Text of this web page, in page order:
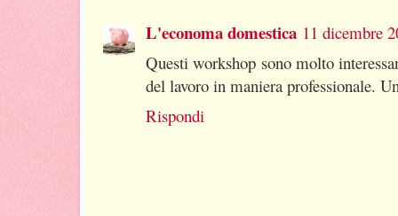
L'economa domestica 11 dicembre
Questi workshop sono molto
del lavoro in maniera professionale.
Rispondi